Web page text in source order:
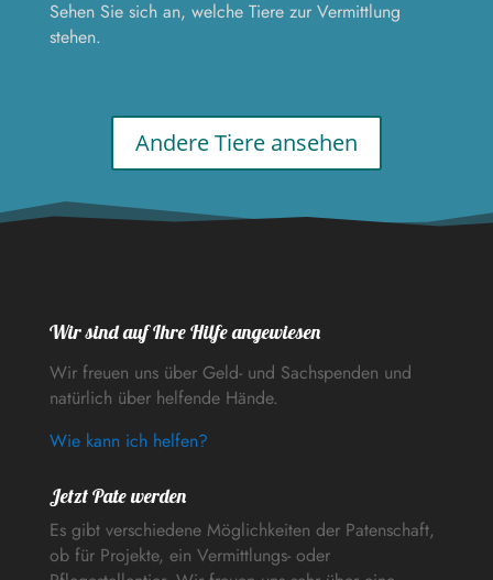
Sehen Sie sich an, welche Tiere zur Vermittlung
stehen.
Andere Tiere ansehen
Wir sind auf Ihre Hilfe angewiesen
Wir freuen uns über Geld- und Sachspenden und
natürlich über helfende Hände.
Wie kann ich helfen?
Jetzt Pate werden
Es gibt verschiedene Möglichkeiten der Patenschaft,
ob für Projekte, ein Vermittlungs- oder